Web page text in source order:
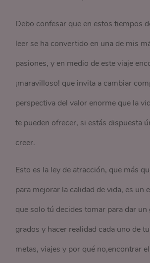
Debo confesar que en estos tiempos
leer se ha convertido en una de mis
pasiones, y en medio de este viaje
¡maravilloso! que invita a cambiar
perspectiva del valor enorme que la
te pueden ofrecer, si estás dispuesta
creer.
Esto es la ley de atracción, que más
para mejorar la calidad de vida, es un
que solo tú decides tomar para dar
grados y hacer realidad cada uno de
metas, viajes y por qué no,encontrar